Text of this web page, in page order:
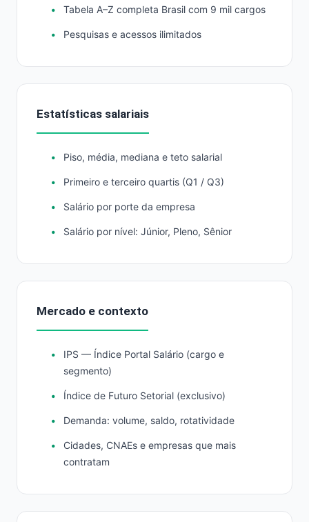
Tabela A–Z completa Brasil com 9 mil cargos
Pesquisas e acessos ilimitados
Estatísticas salariais
Piso, média, mediana e teto salarial
Primeiro e terceiro quartis (Q1 / Q3)
Salário por porte da empresa
Salário por nível: Júnior, Pleno, Sênior
Mercado e contexto
IPS — Índice Portal Salário (cargo e
segmento)
Índice de Futuro Setorial (exclusivo)
Demanda: volume, saldo, rotatividade
Cidades, CNAEs e empresas que mais
contratam